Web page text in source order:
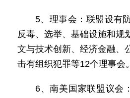
5、理事会：联盟设有
反毒、选举、基础设施和规
文与技术创新、经济金融、
击有组织犯罪等12个理事会。
6、南美国家联盟议会